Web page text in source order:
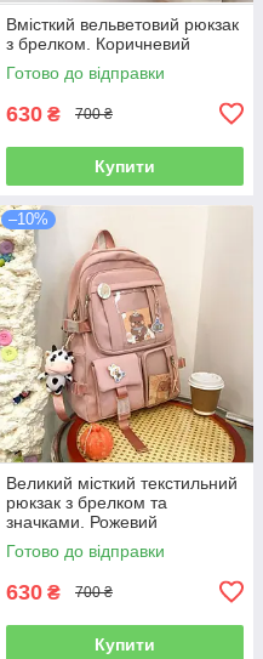
Вмісткий вельветовий рюкзак
з брелком. Коричневий
Готово до відправки
630 ₴ 700 ₴
Купити
–10%
Великий місткий текстильний
рюкзак з брелком та
значками. Рожевий
Готово до відправки
630 ₴ 700 ₴
Купити